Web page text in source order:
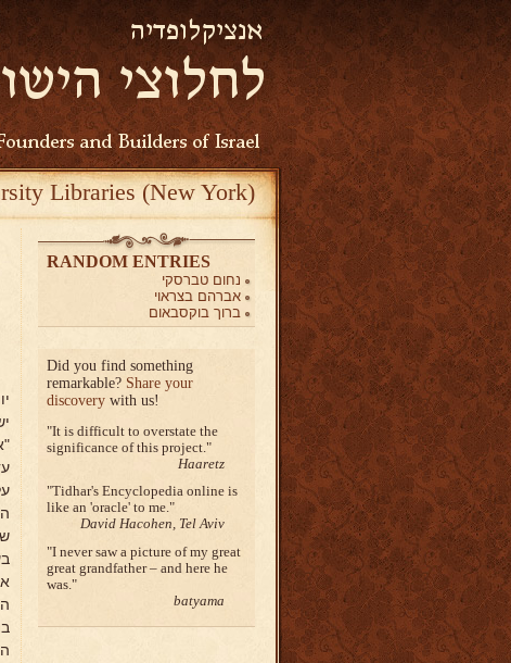
Libraries (New York)
RANDOM ENTRIES
נחום טברסקי
אברהם בצראוי
ברוך בוקסבאום
Did you find something
remarkable? Share your
discovery with us!
It is difficult to overstate the
significance of this project.
Haaretz
Tidhar's Encyclopedia online is
like an 'oracle' to me.
David Hacohen, Tel Aviv
I never saw a picture of my great
great grandfather – and here he
was.
batyama